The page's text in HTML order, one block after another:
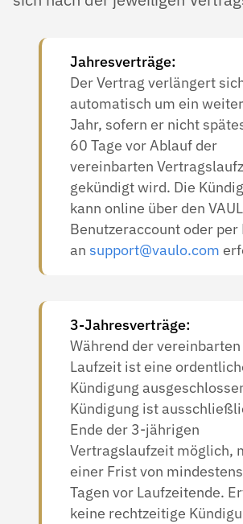
Jahresverträge:
Der Vertrag verlängert
automatisch um ein
Jahr, sofern er nicht
60 Tage vor Ablauf der
vereinbarten
gekündigt wird. Die
kann online über den
Benutzeraccount oder per
an support@vaulo.com
3-Jahresverträge:
Während der vereinbarten
Laufzeit ist eine
Kündigung
Kündigung ist
Ende der 3-jährigen
Vertragslaufzeit möglich,
einer Frist von
Tagen vor Laufzeitende.
keine rechtzeitige